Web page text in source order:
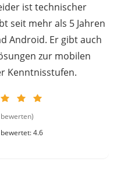
ist technischer
seit mehr als 5 Jahren
Android. Er gibt auch
zur mobilen
Kenntnisstufen.
4.6